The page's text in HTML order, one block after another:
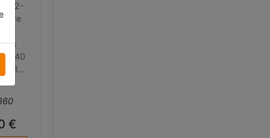
32-
core
s
240
MB
8 MB
Fi i
5.0.
se
€